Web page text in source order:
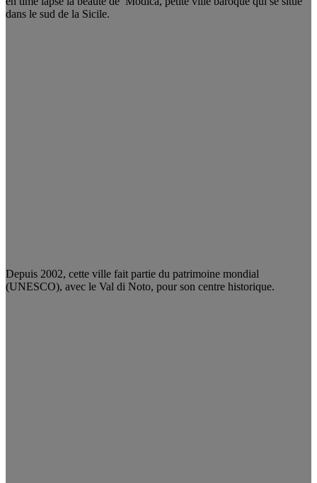
dans le sud de la Sicile.
Depuis 2002, cette ville fait partie du patrimoine mondial
(UNESCO), avec le Val di Noto, pour son centre historique.